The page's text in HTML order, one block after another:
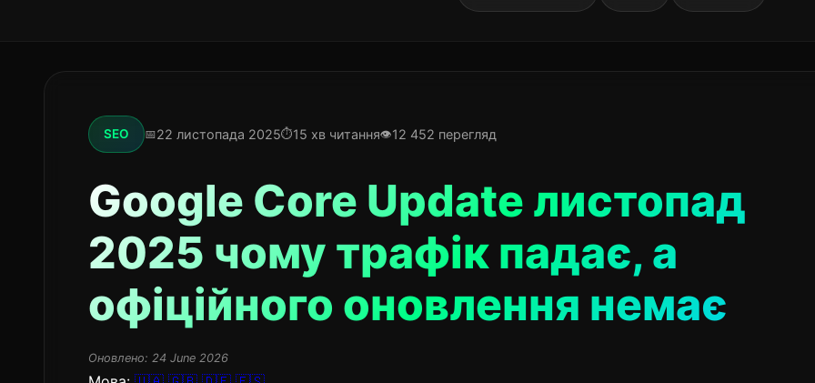
SEO 22 листопада 2025 15 хв читання 12 452 перегляд
Google Core Update листопад
2025 чому трафік падає, а
офіційного оновлення немає
Оновлено: 24 June 2026